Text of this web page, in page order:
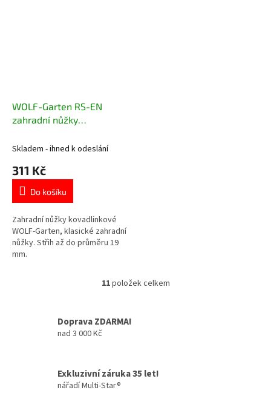
WOLF-Garten RS-EN
zahradní nůžky
Skladem - ihned k odeslání
311 Kč
Do košíku
Zahradní nůžky kovadlinkové
WOLF-Garten, klasické zahradní
nůžky. Střih až do průměru 19
mm.
O
í
p
11položek celkem
Doprava ZDARMA!
nad 3 000 Kč
Exkluzivní záruka 35 let!
nářadí Multi-Star®